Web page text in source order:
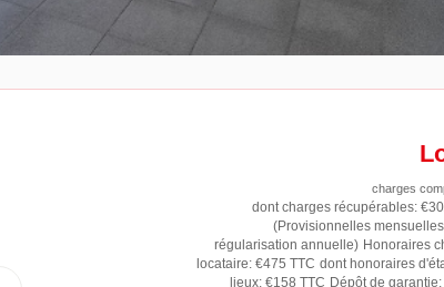
charges
dont charges récupérables:
(Provisionnelles
régularisation annuelle) Honoraires
locataire: €475 TTC dont honoraires
lieux: €158 TTC Dépôt de